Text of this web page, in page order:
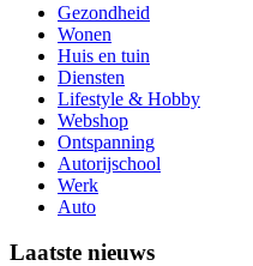
Gezondheid
Wonen
Huis en tuin
Diensten
Lifestyle & Hobby
Webshop
Ontspanning
Autorijschool
Werk
Auto
Laatste nieuws